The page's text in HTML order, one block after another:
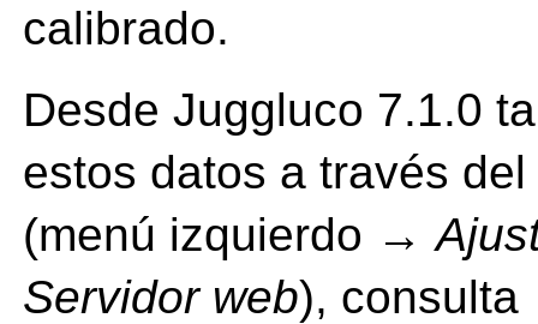
calibrado.
Desde Juggluco 7.1.0
estos datos a través
(menú izquierdo →
Servidor web), consulta